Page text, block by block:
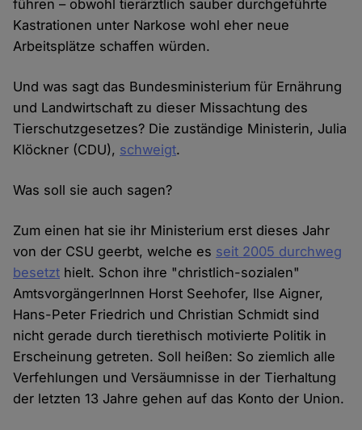
führen – obwohl tierärztlich sauber durchgeführte
Kastrationen unter Narkose wohl eher neue
Arbeitsplätze schaffen würden.
Und was sagt das Bundesministerium für Ernährung
und Landwirtschaft zu dieser Missachtung des
Tierschutzgesetzes? Die zuständige Ministerin, Julia
Klöckner (CDU), schweigt.
Was soll sie auch sagen?
Zum einen hat sie ihr Ministerium erst dieses Jahr
von der CSU geerbt, welche es seit 2005 durchweg
besetzt hielt. Schon ihre "christlich-sozialen"
AmtsvorgängerInnen Horst Seehofer, Ilse Aigner,
Hans-Peter Friedrich und Christian Schmidt sind
nicht gerade durch tierethisch motivierte Politik in
Erscheinung getreten. Soll heißen: So ziemlich alle
Verfehlungen und Versäumnisse in der Tierhaltung
der letzten 13 Jahre gehen auf das Konto der Union.